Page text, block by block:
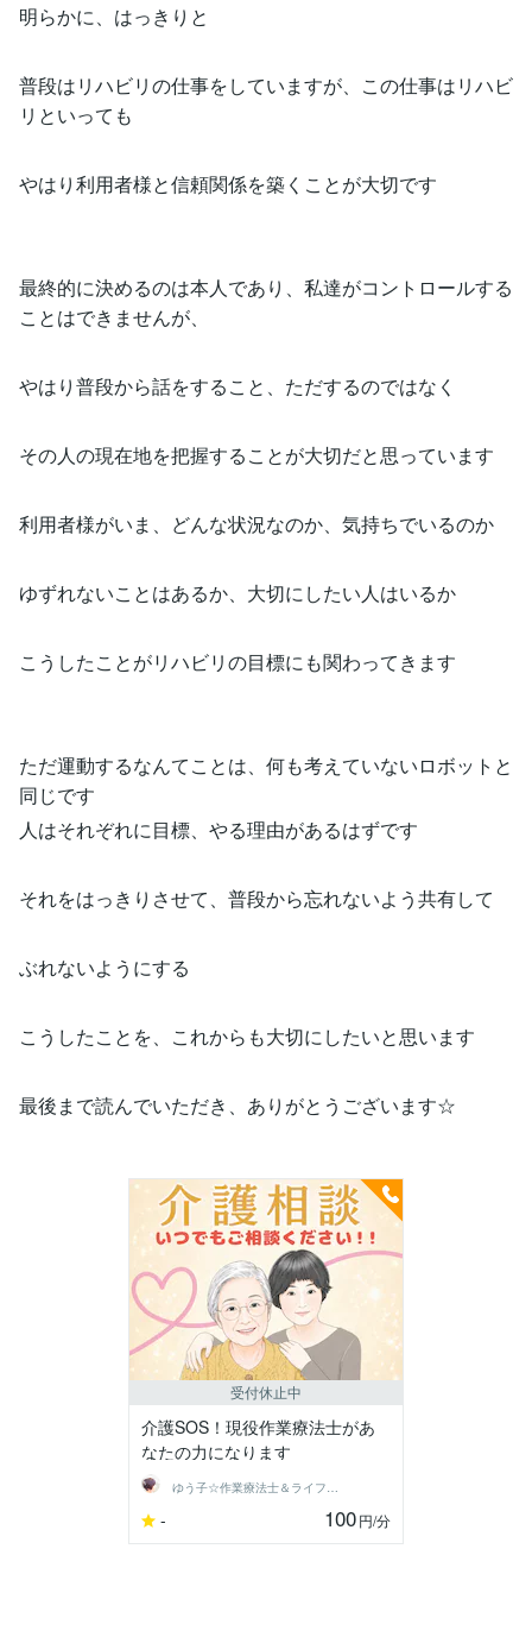
明らかに、はっきりと
普段はリハビリの仕事をしていますが、この仕事はリハビ
リといっても
やはり利用者様と信頼関係を築くことが大切です
最終的に決めるのは本人であり、私達がコントロールする
ことはできませんが、
やはり普段から話をすること、ただするのではなく
その人の現在地を把握することが大切だと思っています
利用者様がいま、どんな状況なのか、気持ちでいるのか
ゆずれないことはあるか、大切にしたい人はいるか
こうしたことがリハビリの目標にも関わってきます
ただ運動するなんてことは、何も考えていないロボットと
同じです
人はそれぞれに目標、やる理由があるはずです
それをはっきりさせて、普段から忘れないよう共有して
ぶれないようにする
こうしたことを、これからも大切にしたいと思います
最後まで読んでいただき、ありがとうございます☆
受付休止中
介護SOS！現役作業療法士があ
なたの力になります
ゆう子☆作業療法士＆ライフコーチ
- 100円/分